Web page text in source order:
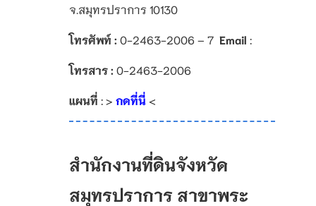
จ.สมุทรปราการ 10130
โทรศัพท์ : 0-2463-2006 – 7 Email :
โทรสาร : 0-2463-2006
แผนที่ : > กดที่นี่ <
สำนักงานที่ดินจังหวัด
สมุทรปราการ สาขาพระ